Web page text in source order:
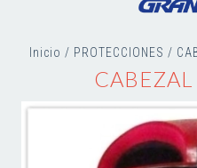
Inicio / PROTECCIONES /